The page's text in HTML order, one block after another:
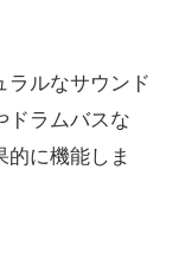
ラルなサウンド
ドラムバスな
的に機能しま